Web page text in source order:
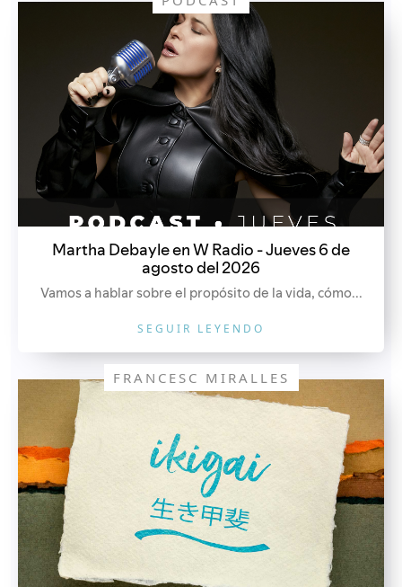
Martha Debayle en W Radio - Jueves 6 de
agosto del 2026
Vamos a hablar sobre el propósito de la vida, cómo...
SEGUIR LEYENDO
FRANCESC MIRALLES